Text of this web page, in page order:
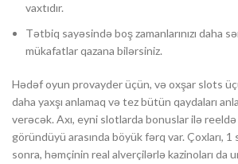
vaxtıdır.
Tətbiq sayəsində boş zamanlarınızı daha
mükafatlar qazana bilərsiniz.
Hədəf oyun provayder üçün, və oxşar slots
daha yaxşı anlamaq və tez bütün qaydaları
verəcək. Axı, eyni slotlarda bonuslar ilə reeldə
göründüyü arasında böyük fərq var. Çoxları,
sonra, həmçinin real alverçilərlə kazinoları da